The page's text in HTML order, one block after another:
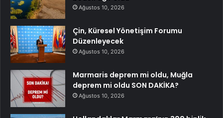
Ağustos 10, 2026
Çin, Küresel Yönetişim Forumu
Düzenleyecek
Ağustos 10, 2026
Marmaris deprem mi oldu, Muğla
deprem mi oldu SON DAKİKA?
Ağustos 10, 2026